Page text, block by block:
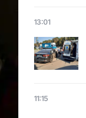
13:01
11:15